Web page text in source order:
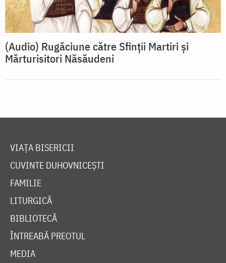
(Audio) Rugăciune către Sfinții Martiri și
Mărturisitori Năsăudeni
VIAȚA BISERICII
CUVINTE DUHOVNICEȘTI
FAMILIE
LITURGICĂ
BIBLIOTECĂ
ÎNTREABĂ PREOTUL
MEDIA